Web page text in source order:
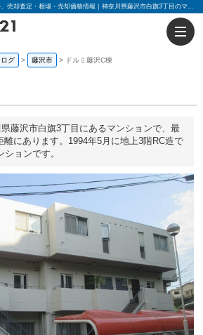
ドルミ藤沢C棟｜駅の購入・売り物件、売却査定・相場・売却価格情報｜神奈川県藤沢市白旗3丁目のマンション情報｜センチュリー21富士ハウジング
グ 藤沢市 ドルミ藤沢C棟
藤沢市白旗3丁目にあるマンションで、最
にあります。1994年5月に地上3階RC造で
ョンです。